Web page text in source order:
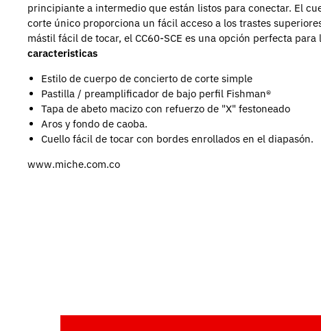
principiante a intermedio que están listos para conectar. El
corte único proporciona un fácil acceso a los trastes
mástil fácil de tocar, el CC60-SCE es una opción perfecta
caracteristicas
Estilo de cuerpo de concierto de corte simple
Pastilla / preamplificador de bajo perfil Fishman®
Tapa de abeto macizo con refuerzo de "X" festoneado
Aros y fondo de caoba.
Cuello fácil de tocar con bordes enrollados en el diapasón.
www.miche.com.co